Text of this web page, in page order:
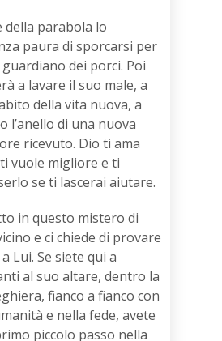
della parabola lo
paura di sporcarsi per
dei porci. Poi
a lavare il suo male, a
della vita nuova, a
l’anello di una nuova
ricevuto. Dio ti ama
vuole migliore e ti
se ti lascerai aiutare.
in questo mistero di
e ci chiede di provare
Lui. Se siete qui a
al suo altare, dentro la
fianco a fianco con
e nella fede, avete
piccolo passo nella